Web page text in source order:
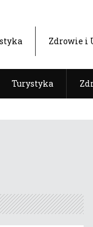
Turystyka
Zdrowie i